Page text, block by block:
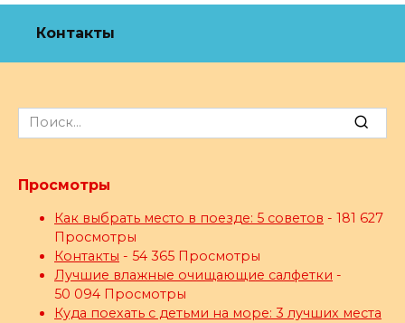
Контакты
Search
for:
Просмотры
Как выбрать место в поезде: 5 советов - 181 627
Просмотры
Контакты - 54 365 Просмотры
Лучшие влажные очищающие салфетки -
50 094 Просмотры
Куда поехать с детьми на море: 3 лучших места